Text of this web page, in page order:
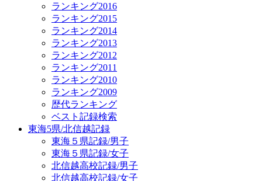
ランキング2016
ランキング2015
ランキング2014
ランキング2013
ランキング2012
ランキング2011
ランキング2010
ランキング2009
歴代ランキング
ベスト記録検索
東海5県/北信越記録
東海５県記録/男子
東海５県記録/女子
北信越高校記録/男子
北信越高校記録/女子